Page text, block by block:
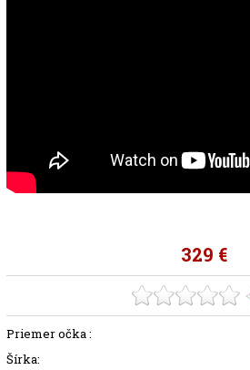
329 €
Priemer očka :
Šírka: